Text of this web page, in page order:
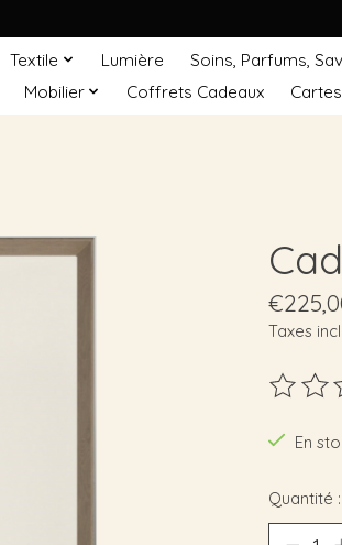
Textile Lumière Soins, Parfums,
Mobilier Coffrets Cadeaux
Taxes
Ce
En
Quantité :